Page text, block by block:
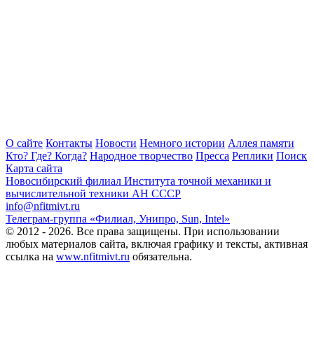
О сайте Контакты Новости Немного истории Аллея памяти
Кто? Где? Когда? Народное творчество Пресса Реплики Поиск
Карта сайта
Новосибирский филиал Института точной механики и
вычислительной техники АН СССР
info@nfitmivt.ru
Телеграм-группа «Филиал, Унипро, Sun, Intel»
© 2012 - 2026. Все права защищены. При использовании
любых материалов сайта, включая графику и тексты, активная
ссылка на www.nfitmivt.ru обязательна.